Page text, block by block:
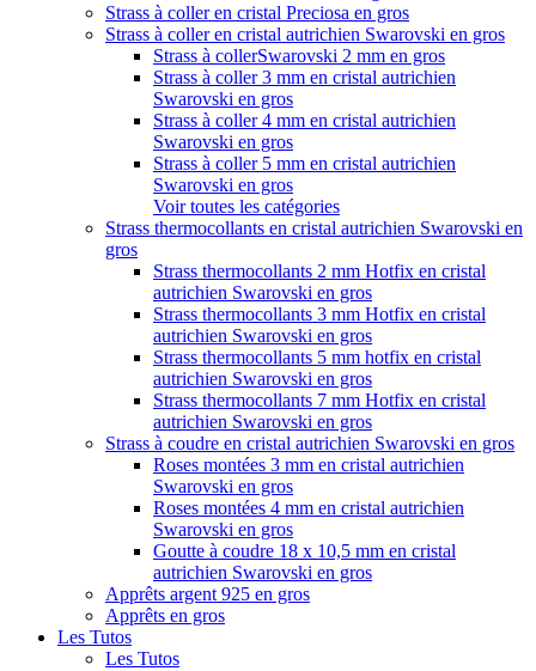
Strass à coller en cristal Preciosa en gros
Strass à coller en cristal autrichien Swarovski en gros
Strass à collerSwarovski 2 mm en gros
Strass à coller 3 mm en cristal autrichien
Swarovski en gros
Strass à coller 4 mm en cristal autrichien
Swarovski en gros
Strass à coller 5 mm en cristal autrichien
Swarovski en gros
Voir toutes les catégories
Strass thermocollants en cristal autrichien Swarovski en
gros
Strass thermocollants 2 mm Hotfix en cristal
autrichien Swarovski en gros
Strass thermocollants 3 mm Hotfix en cristal
autrichien Swarovski en gros
Strass thermocollants 5 mm hotfix en cristal
autrichien Swarovski en gros
Strass thermocollants 7 mm Hotfix en cristal
autrichien Swarovski en gros
Strass à coudre en cristal autrichien Swarovski en gros
Roses montées 3 mm en cristal autrichien
Swarovski en gros
Roses montées 4 mm en cristal autrichien
Swarovski en gros
Goutte à coudre 18 x 10,5 mm en cristal
autrichien Swarovski en gros
Apprêts argent 925 en gros
Apprêts en gros
Les Tutos
Les Tutos